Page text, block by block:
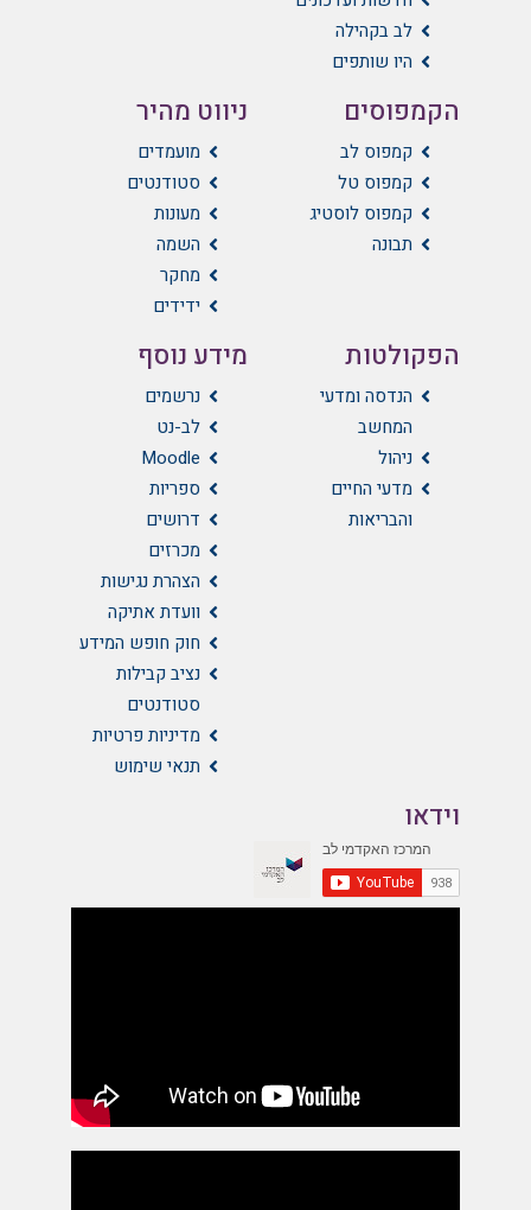
לב בקהילה
היו שותפים
הקמפוסים
קמפוס לב
קמפוס טל
קמפוס לוסטיג
תבונה
הפקולטות
הנדסה ומדעי
המחשב
ניהול
מדעי החיים
והבריאות
ניווט מהיר
מועמדים
סטודנטים
מעונות
השמה
מחקר
ידידים
מידע נוסף
נרשמים
לב-נט
Moodle
ספריות
דרושים
מכרזים
הצהרת נגישות
וועדת אתיקה
חוק חופש המידע
נציב קבילות
סטודנטים
מדיניות פרטיות
תנאי שימוש
וידאו